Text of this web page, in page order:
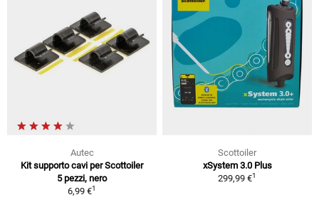
Autec
Kit supporto cavi per Scottoiler
5 pezzi, nero
6,99 €1
Scottoiler
xSystem 3.0 Plus
299,99 €1